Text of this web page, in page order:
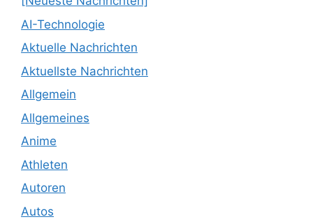
AI-Technologie
Aktuelle Nachrichten
Aktuellste Nachrichten
Allgemein
Allgemeines
Anime
Athleten
Autoren
Autos